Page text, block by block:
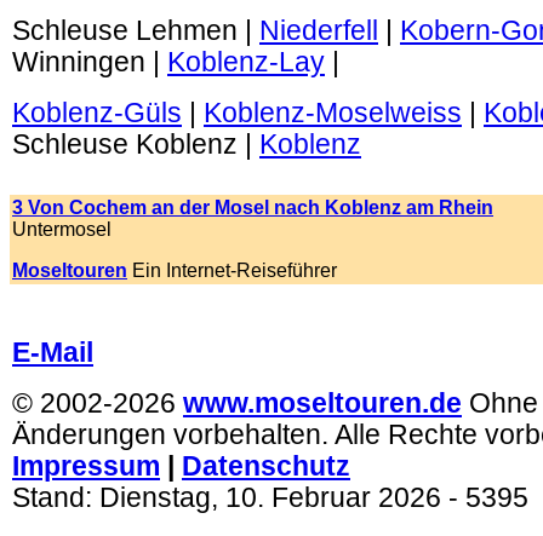
Schleuse Lehmen | Niederfell
Kobern-
Winningen | Koblenz-Lay
Koblenz-Güls
Koblenz-Moselweiss
Schleuse Koblenz | Koblenz
3 Von Cochem an der Mosel nach Koblenz am Rhein
Untermosel
Moseltouren Ein Internet-Reiseführer
E-Mail
© 2002-2026 www.moseltouren.de
Änderungen vorbehalten. Alle Rechte
Impressum
Datenschutz
Stand: Dienstag, 10. Februar 2026 - 5395